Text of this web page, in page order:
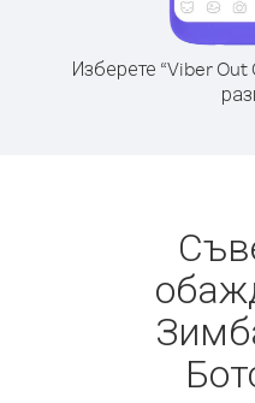
Изберете “Viber Out